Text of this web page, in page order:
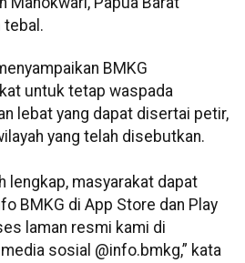
tebal.
BMKG
untuk tetap waspada
lebat yang dapat disertai petir,
yang telah disebutkan.
lengkap, masyarakat dapat
BMKG di App Store dan Play
laman resmi kami di
sosial @info.bmkg,” kata